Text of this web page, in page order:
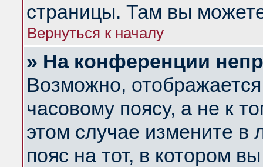
страницы. Там вы
Вернуться к началу
» На конференции
Возможно,
часовому поясу, а не к
этом случае измените в
пояс на тот, в котором